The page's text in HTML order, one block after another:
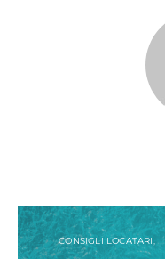
CONSIGLI LOCATARI